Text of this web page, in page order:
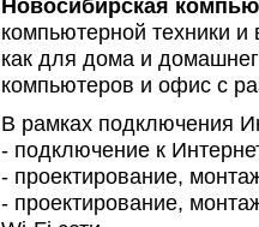
Новосибирская
компьютерной техники
как для дома и
компьютеров и офис с
В рамках подключения
- подключение к
- проектирование,
- проектирование,